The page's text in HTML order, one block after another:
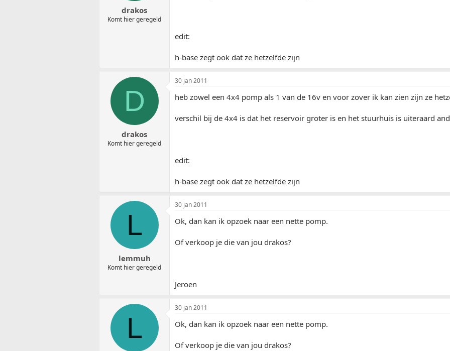
drakos
Komt hier geregeld
edit:
h-base zegt ook dat ze hetzelfde zijn
D
drakos
Komt hier geregeld
30 jan 2011
heb zowel een 4x4 pomp als 1 van de 16v en voor zover ik kan zien zijn ze
verschil bij de 4x4 is dat het reservoir groter is en het stuurhuis is uiteraard
edit:
h-base zegt ook dat ze hetzelfde zijn
L
lemmuh
Komt hier geregeld
30 jan 2011
Ok, dan kan ik opzoek naar een nette pomp.
Of verkoop je die van jou drakos?
Jeroen
L
30 jan 2011
Ok, dan kan ik opzoek naar een nette pomp.
Of verkoop je die van jou drakos?